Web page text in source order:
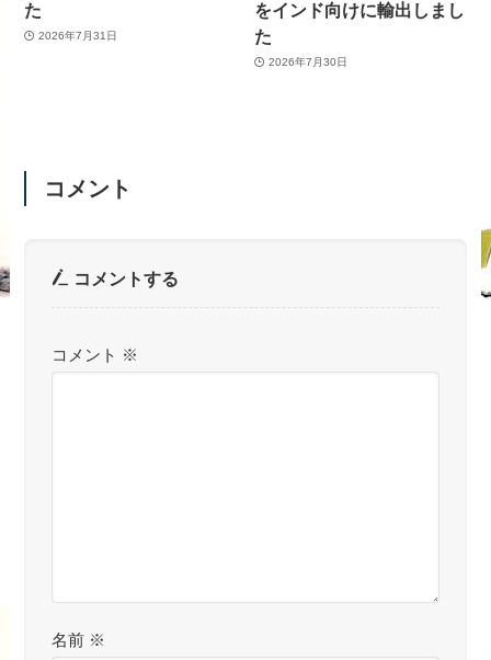
た
2026年7月31日
をインド向けに輸出しまし
た
2026年7月30日
コメント
コメントする
コメント ※
名前 ※